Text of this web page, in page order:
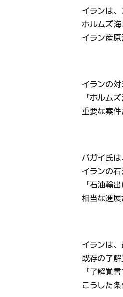
イランは
ホルムズ海
イラン産原
イランの
「ホルム
重要な案件
バガイ氏は
イランの
「石油輸
相当な進展
イランは、
既存の了
「了解覚
こうした